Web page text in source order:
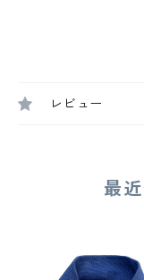
レビュー
最